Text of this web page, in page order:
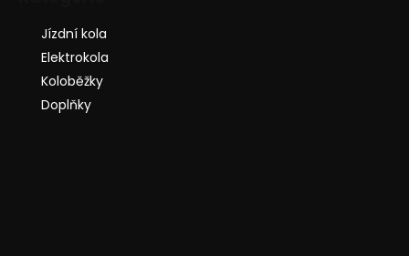
Jízdní kola
Elektrokola
Koloběžky
Doplňky